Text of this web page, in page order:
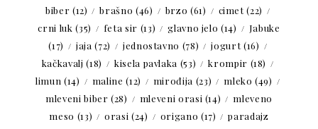
biber (12) brašno (46) brzo (61) cimet(22)
crni luk (35) feta sir (13) glavno jelo (14)
Jabuke
(17)
jaja (72) jednostavno (78) jogurt(16)
kačkavalj (18) kisela pavlaka (53) krompir (18)
limun (14) maline (12) mirođija (23) mleko (49)
mleveni biber (28) mleveni orasi (14)
mleveno
meso (13) orasi (24) origano (17)
paradajz